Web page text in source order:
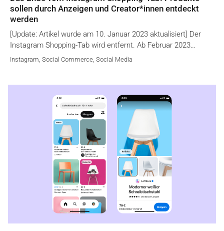
sollen durch Anzeigen und Creator*innen entdeckt
werden
[Update: Artikel wurde am 10. Januar 2023 aktualisiert] Der
Instagram Shopping-Tab wird entfernt. Ab Februar 2023…
Instagram, Social Commerce, Social Media